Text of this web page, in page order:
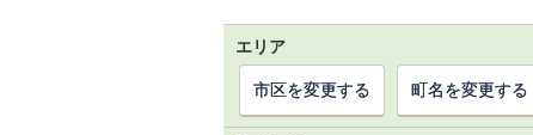
エリア
市区を変更する 町名を変更する